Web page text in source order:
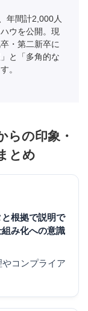
年間計2,000人
ウを公開。現
・第二新卒に
と「多角的な
。
らの印象・
とめ
と根拠で説明で
み化への意識
コンプライア